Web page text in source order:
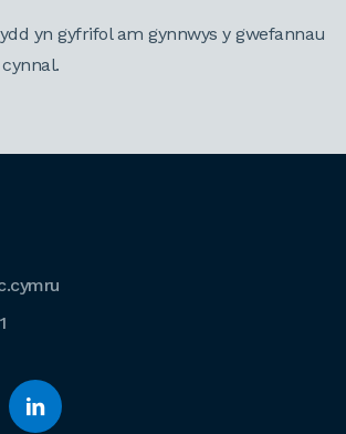
yn gyfrifol am gynnwys y gwefannau